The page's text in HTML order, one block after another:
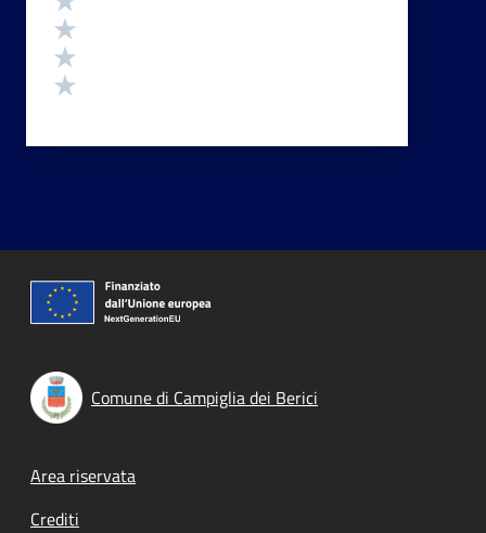
Comune di Campiglia dei Berici
Footer menu
Area riservata
Crediti